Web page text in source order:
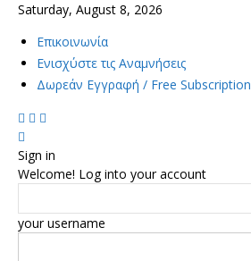
Saturday, August 8, 2026
Επικοινωνία
Ενισχύστε τις Αναμνήσεις
Δωρεάν Εγγραφή / Free Subscription
Sign in
Welcome! Log into your account
your username